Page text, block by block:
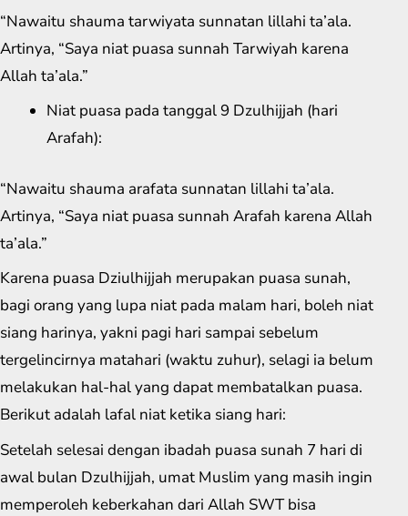
“Nawaitu shauma tarwiyata sunnatan lillahi ta’ala.
Artinya, “Saya niat puasa sunnah Tarwiyah karena
Allah ta’ala.”
Niat puasa pada tanggal 9 Dzulhijjah (hari
Arafah):
“Nawaitu shauma arafata sunnatan lillahi ta’ala.
Artinya, “Saya niat puasa sunnah Arafah karena Allah
ta’ala.”
Karena puasa Dziulhijjah merupakan puasa sunah,
bagi orang yang lupa niat pada malam hari, boleh niat
siang harinya, yakni pagi hari sampai sebelum
tergelincirnya matahari (waktu zuhur), selagi ia belum
melakukan hal-hal yang dapat membatalkan puasa.
Berikut adalah lafal niat ketika siang hari:
Setelah selesai dengan ibadah puasa sunah 7 hari di
awal bulan Dzulhijjah, umat Muslim yang masih ingin
memperoleh keberkahan dari Allah SWT bisa